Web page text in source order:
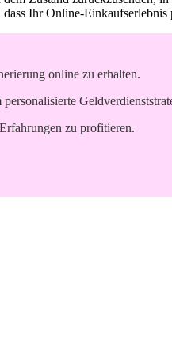
Ihr Online-
online zu erhalten.
zu profitieren.